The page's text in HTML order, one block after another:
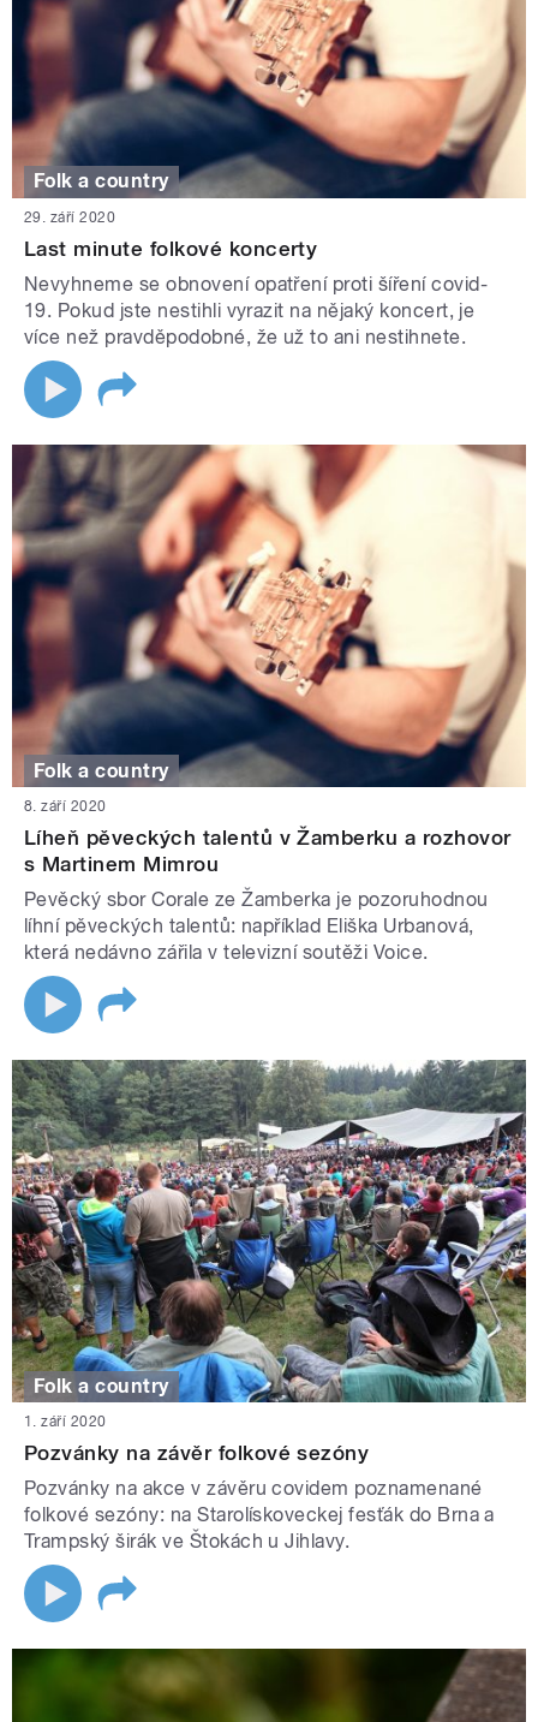
Folk a country
29. září 2020
Last minute folkové koncerty
Nevyhneme se obnovení opatření proti šíření covid-
19. Pokud jste nestihli vyrazit na nějaký koncert, je
více než pravděpodobné, že už to ani nestihnete.
Folk a country
8. září 2020
Líheň pěveckých talentů v Žamberku a rozhovor
s Martinem Mimrou
Pevěcký sbor Corale ze Žamberka je pozoruhodnou
líhní pěveckých talentů: například Eliška Urbanová,
která nedávno zářila v televizní soutěži Voice.
Folk a country
1. září 2020
Pozvánky na závěr folkové sezóny
Pozvánky na akce v závěru covidem poznamenané
folkové sezóny: na Starolískoveckej fesťák do Brna a
Trampský širák ve Štokách u Jihlavy.